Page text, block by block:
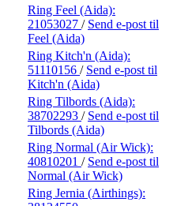
Ring Feel (Aida):
21053027 / Send e-post til
Feel (Aida)
Ring Kitch'n (Aida):
51110156 / Send e-post til
Kitch'n (Aida)
Ring Tilbords (Aida):
38702293 / Send e-post til
Tilbords (Aida)
Ring Normal (Air Wick):
40810201 / Send e-post til
Normal (Air Wick)
Ring Jernia (Airthings):